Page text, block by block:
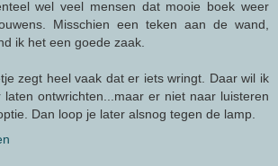
wel veel mensen dat mooie boek weer
Misschien een teken aan de wand,
ik het een goede zaak.
zegt heel vaak dat er iets wringt. Daar wil ik
laten ontwrichten...maar er niet naar luisteren
Dan loop je later alsnog tegen de lamp.